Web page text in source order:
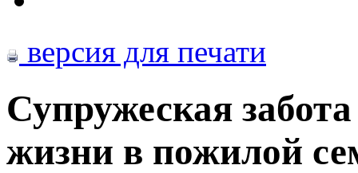
версия для печати
Супружеская
жизни в пожилой